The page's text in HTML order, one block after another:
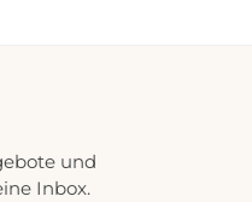
und
Inbox.